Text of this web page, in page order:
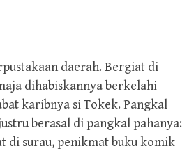
daerah. Bergiat di
dihabiskannya berkelahi
karibnya si Tokek. Pangkal
berasal di pangkal pahanya:
di surau, penikmat buku komik